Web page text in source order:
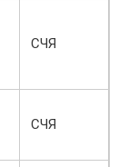
СЧЯ
СЧЯ